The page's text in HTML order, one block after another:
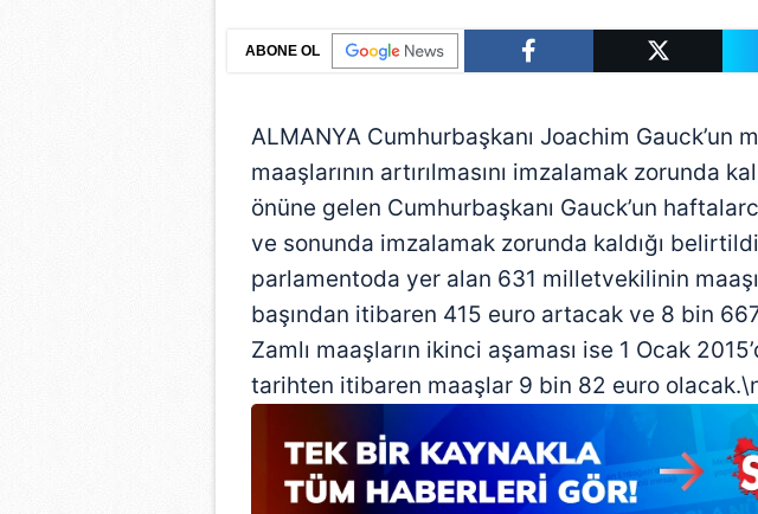
ABONE OL
ALMANYA Cumhurbaşkanı Joachim Gauck’un
maaşlarının artırılmasını imzalamak zorunda
önüne gelen Cumhurbaşkanı Gauck’un
ve sonunda imzalamak zorunda kaldığı
parlamentoda yer alan 631 milletvekilinin maaşı
başından itibaren 415 euro artacak ve 8 bin
Zamlı maaşların ikinci aşaması ise 1 Ocak
tarihten itibaren maaşlar 9 bin 82 euro